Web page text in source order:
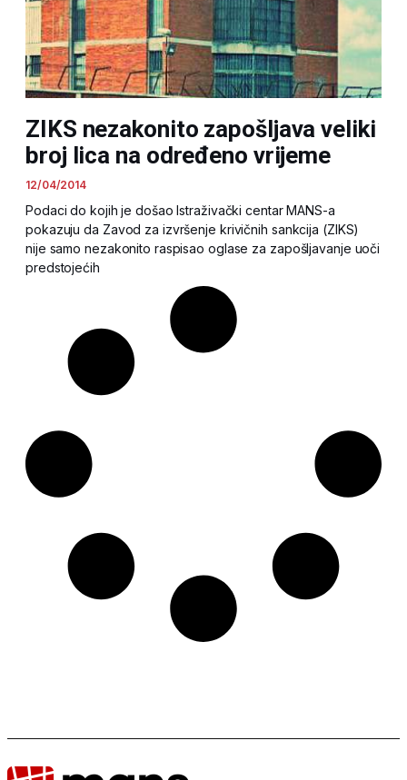
ZIKS nezakonito zapošljava veliki
broj lica na određeno vrijeme
12/04/2014
Podaci do kojih je došao Istraživački centar MANS-a
pokazuju da Zavod za izvršenje krivičnih sankcija (ZIKS)
nije samo nezakonito raspisao oglase za zapošljavanje uoči
predstojećih